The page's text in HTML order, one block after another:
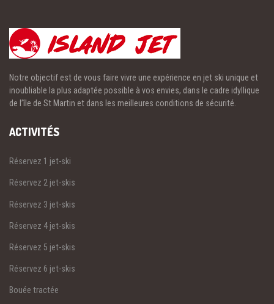
Notre objectif est de vous faire vivre une expérience en jet ski unique et
inoubliable la plus adaptée possible à vos envies, dans le cadre idyllique
de l’île de St Martin et dans les meilleures conditions de sécurité.
ACTIVITÉS
Réservez 1 jet-ski
Réservez 2 jet-skis
Réservez 3 jet-skis
Réservez 4 jet-skis
Réservez 5 jet-skis
Réservez 6 jet-skis
Bouée tractée